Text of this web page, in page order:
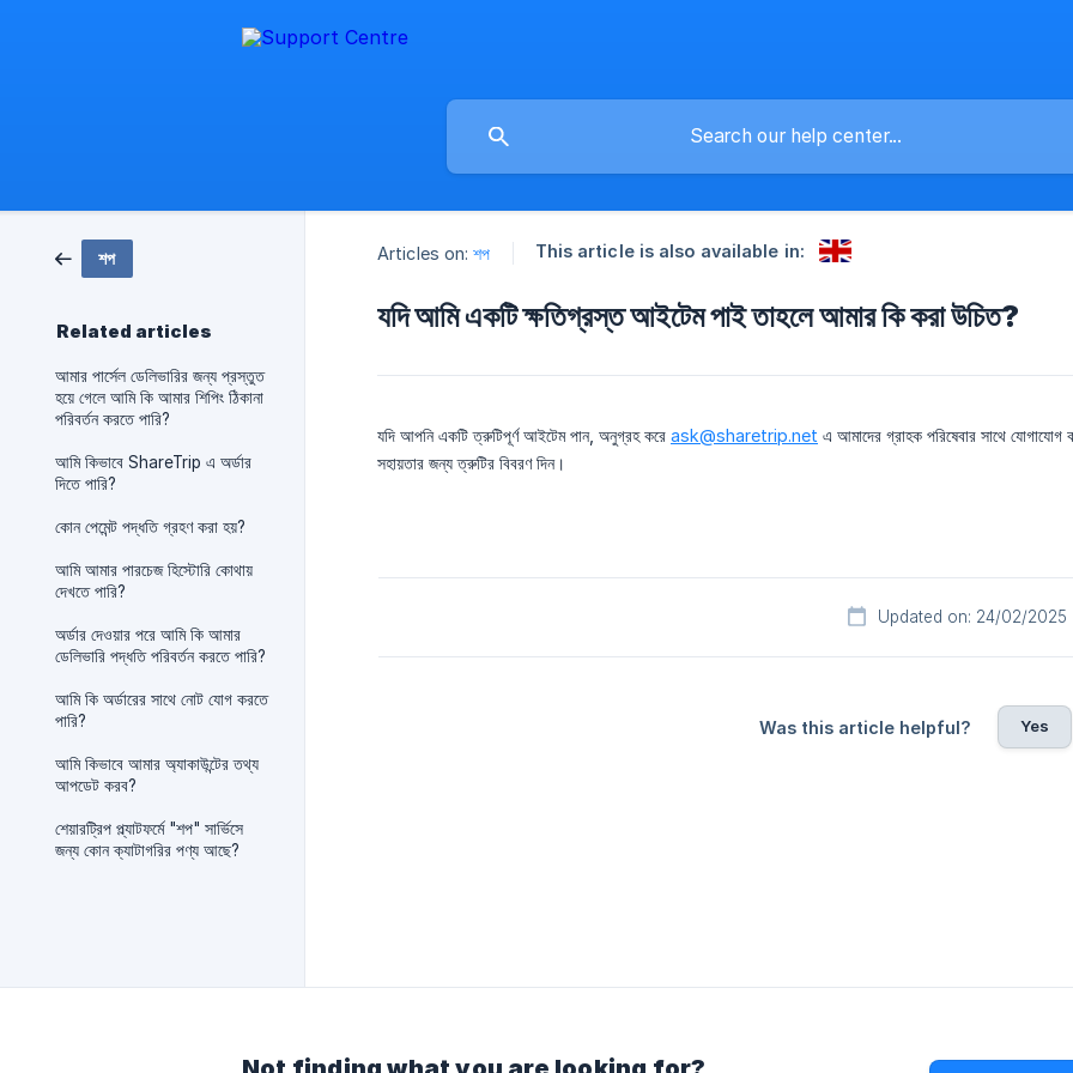
শপ
Related articles
আমার পার্সেল ডেলিভারির জন্য প্রস্তুত
হয়ে গেলে আমি কি আমার শিপিং ঠিকানা
পরিবর্তন করতে পারি?
আমি কিভাবে ShareTrip এ অর্ডার
দিতে পারি?
কোন পেমেন্ট পদ্ধতি গ্রহণ করা হয়?
আমি আমার পারচেজ হিস্টোরি কোথায়
দেখতে পারি?
অর্ডার দেওয়ার পরে আমি কি আমার
ডেলিভারি পদ্ধতি পরিবর্তন করতে পারি?
আমি কি অর্ডারের সাথে নোট যোগ করতে
পারি?
আমি কিভাবে আমার অ্যাকাউন্টের তথ্য
আপডেট করব?
শেয়ারট্রিপ প্ল্যাটফর্মে "শপ" সার্ভিসে
জন্য কোন ক্যাটাগরির পণ্য আছে?
Articles on: শপ This article is also available in:
যদি আমি একটি ক্ষতিগ্রস্ত আইটেম পাই তাহলে আমার কি করা উচিত?
যদি আপনি একটি ত্রুটিপূর্ণ আইটেম পান, অনুগ্রহ করে ask@sharetrip.net এ আমাদের গ্রাহক পরিষেবার সাথে
সহায়তার জন্য ত্রুটির বিবরণ দিন।
Updated on: 24/02/2025
Was this article helpful? Yes